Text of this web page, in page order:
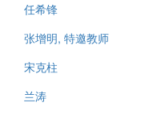
任希锋
张增明, 特邀教师
宋克柱
兰涛